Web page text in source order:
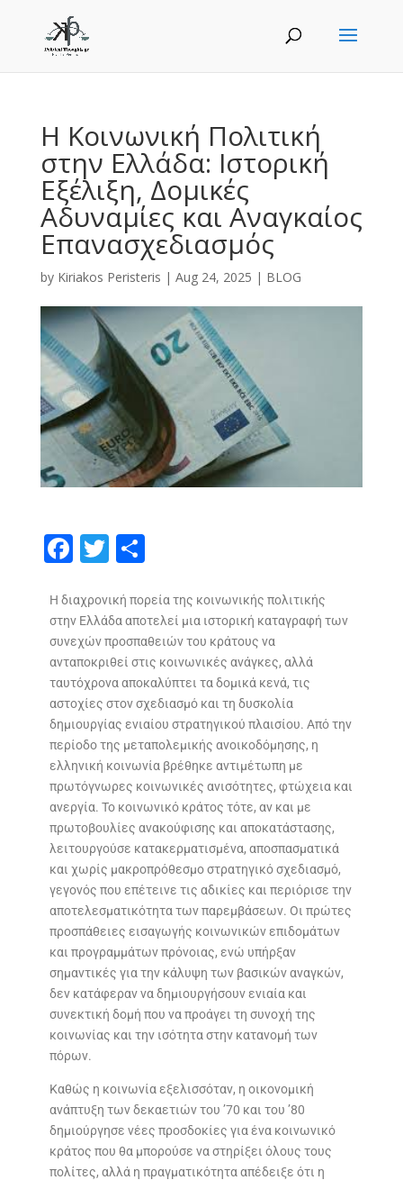
Η Κοινωνική Πολιτική
στην Ελλάδα: Ιστορική
Εξέλιξη, Δομικές
Αδυναμίες και Αναγκαίος
Επανασχεδιασμός
by Kiriakos Peristeris | Aug 24, 2025 | BLOG
F
e
b
o
o
k
T
itt
er
S
ar
e
Η διαχρονική πορεία της κοινωνικής πολιτικής
στην Ελλάδα αποτελεί μια ιστορική καταγραφή των
συνεχών προσπαθειών του κράτους να
ανταποκριθεί στις κοινωνικές ανάγκες, αλλά
ταυτόχρονα αποκαλύπτει τα δομικά κενά, τις
αστοχίες στον σχεδιασμό και τη δυσκολία
δημιουργίας ενιαίου στρατηγικού πλαισίου. Από την
περίοδο της μεταπολεμικής ανοικοδόμησης, η
ελληνική κοινωνία βρέθηκε αντιμέτωπη με
πρωτόγνωρες κοινωνικές ανισότητες, φτώχεια και
ανεργία. Το κοινωνικό κράτος τότε, αν και με
πρωτοβουλίες ανακούφισης και αποκατάστασης,
λειτουργούσε κατακερματισμένα, αποσπασματικά
και χωρίς μακροπρόθεσμο στρατηγικό σχεδιασμό,
γεγονός που επέτεινε τις αδικίες και περιόρισε την
αποτελεσματικότητα των παρεμβάσεων. Οι πρώτες
προσπάθειες εισαγωγής κοινωνικών επιδομάτων
και προγραμμάτων πρόνοιας, ενώ υπήρξαν
σημαντικές για την κάλυψη των βασικών αναγκών,
δεν κατάφεραν να δημιουργήσουν ενιαία και
συνεκτική δομή που να προάγει τη συνοχή της
κοινωνίας και την ισότητα στην κατανομή των
πόρων.
Καθώς η κοινωνία εξελισσόταν, η οικονομική
ανάπτυξη των δεκαετιών του ’70 και του ’80
δημιούργησε νέες προσδοκίες για ένα κοινωνικό
κράτος που θα μπορούσε να στηρίξει όλους τους
πολίτες, αλλά η πραγματικότητα απέδειξε ότι η